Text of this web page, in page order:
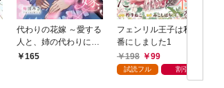
代わりの花嫁 ～愛する
人と、姉の代わりに結
婚します～ 1
165
フェンリル王子は私を
番にしました1
198
99
試読フル 割引